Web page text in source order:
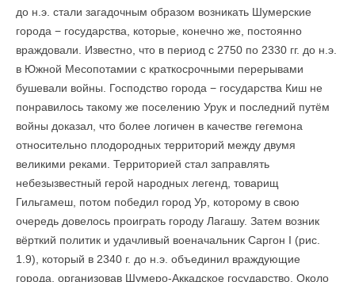
до н.э. стали загадочным образом возникать Шумерские
города − государства, которые, конечно же, постоянно
враждовали. Известно, что в период с 2750 по 2330 гг. до н.э.
в Южной Месопотамии с краткосрочными перерывами
бушевали войны. Господство города − государства Киш не
понравилось такому же поселению Урук и последний путём
войны доказал, что более логичен в качестве гегемона
относительно плодородных территорий между двумя
великими реками. Территорией стал заправлять
небезызвестный герой народных легенд, товарищ
Гильгамеш, потом победил город Ур, которому в свою
очередь довелось проиграть городу Лагашу. Затем возник
вёрткий политик и удачливый военачальник Саргон I (рис.
1.9), который в 2340 г. до н.э. объединил враждующие
города, организовав Шумеро-Аккадское государство. Около